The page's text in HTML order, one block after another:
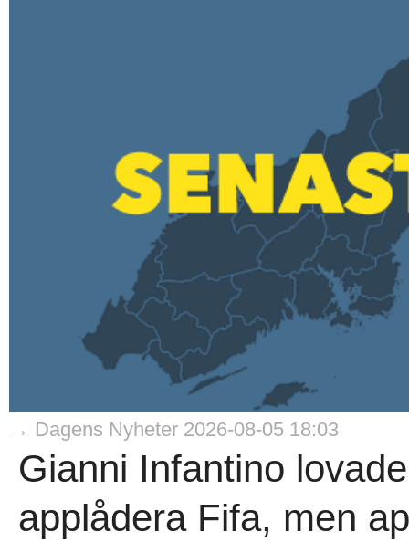
→ Dagens Nyheter 2026-08-05 18:03
Gianni Infantino
applådera Fifa, men